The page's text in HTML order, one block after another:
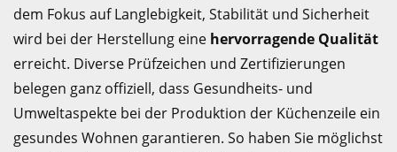
dem Fokus auf Langlebigkeit, Stabilität und Sicherheit
wird bei der Herstellung eine hervorragende Qualität
erreicht. Diverse Prüfzeichen und Zertifizierungen
belegen ganz offiziell, dass Gesundheits- und
Umweltaspekte bei der Produktion der Küchenzeile ein
gesundes Wohnen garantieren. So haben Sie möglichst